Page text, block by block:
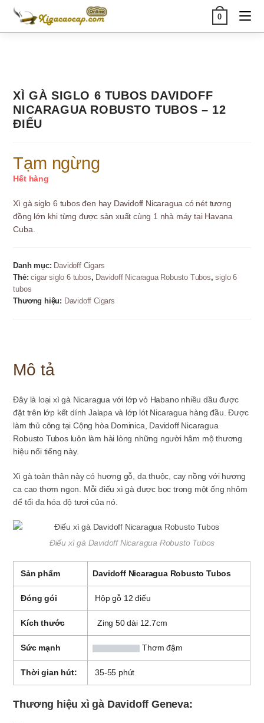
Skip
content
0
XÌ GÀ SIGLO 6 TUBOS DAVIDOFF
NICARAGUA ROBUSTO TUBOS – 12
ĐIẾU
Tạm ngừng
Hết hàng
Xì gà siglo 6 tubos đen hay Davidoff Nicaragua có nét tương
đồng lớn khi từng được sản xuất cùng 1 nhà máy tại Havana
Cuba.
Danh mục: Davidoff Cigars
Thẻ:cigar siglo 6 tubos, Davidoff Nicaragua Robusto Tubos,siglo 6
tubos
Thương hiệu: Davidoff Cigars
Mô tả
Đây là loại xì gà Nicaragua với lớp vỏ Habano nhiều dầu được
đặt trên lớp kết dính Jalapa và lớp lót Nicaragua hàng đầu. Được
làm thủ công tại Cộng hòa Dominica, Davidoff Nicaragua
Robusto Tubos luôn làm hài lòng những người hâm mộ thương
hiệu nổi tiếng này.
Xì gà toàn thân này có hương gỗ, da thuộc, cay nồng với hương
ca cao thơm ngon. Mỗi điếu xì gà được bọc trong một ống nhôm
để tối đa hóa độ tươi của nó.
Điếu xì gà Davidoff Nicaragua Robusto Tubos
Sản phẩm Davidoff Nicaragua Robusto Tubos
Đóng gói Hộp gỗ 12 điếu
Kích thước Zing 50 dài 12.7cm
Sức mạnh Thơm đậm
Thời gian hút: 35-55 phút
Thương hiệu xì gà Davidoff Geneva: